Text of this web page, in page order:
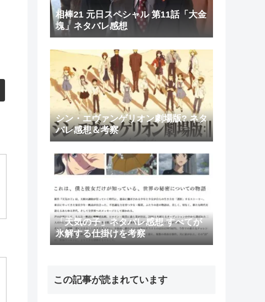
相棒21 元日スペシャル 第11話「大金
塊」ネタバレ感想
シン・エヴァンゲリオン劇場版? ネタ
バレ感想＆考察
「天気の子」ネタバレ感想 すべてが
氷解する仕掛けを考察
この記事が読まれています